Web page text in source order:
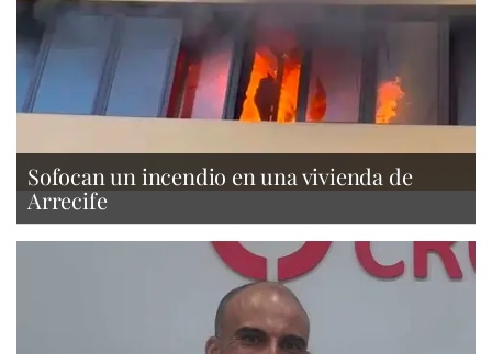
Sofocan un incendio en una vivienda de
Arrecife